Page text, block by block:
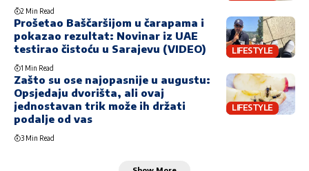
2 Min Read
LIFESTYLE
Prošetao Baščaršijom u čarapama i
pokazao rezultat: Novinar iz UAE
testirao čistoću u Sarajevu (VIDEO)
1 Min Read
LIFESTYLE
Zašto su ose najopasnije u augustu:
Opsjedaju dvorišta, ali ovaj
jednostavan trik može ih držati
podalje od vas
3 Min Read